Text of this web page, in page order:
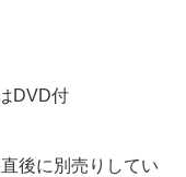
DVD付
後に別売りしてい